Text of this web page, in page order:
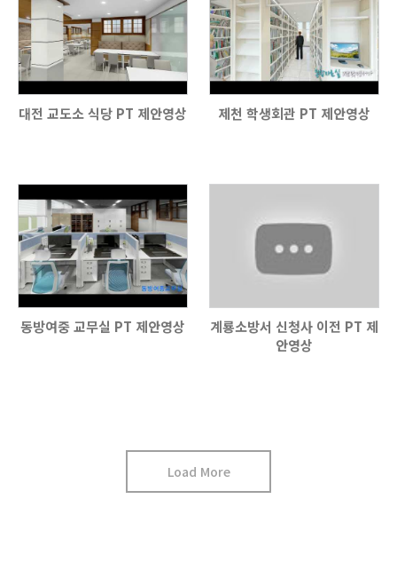
대전 교도소 식당 PT 제안영상 제천 학생회관 PT 제안영상
동방여중 교무실 PT 제안영상
계룡소방서 신청사 이전 PT 제
안영상
Load More